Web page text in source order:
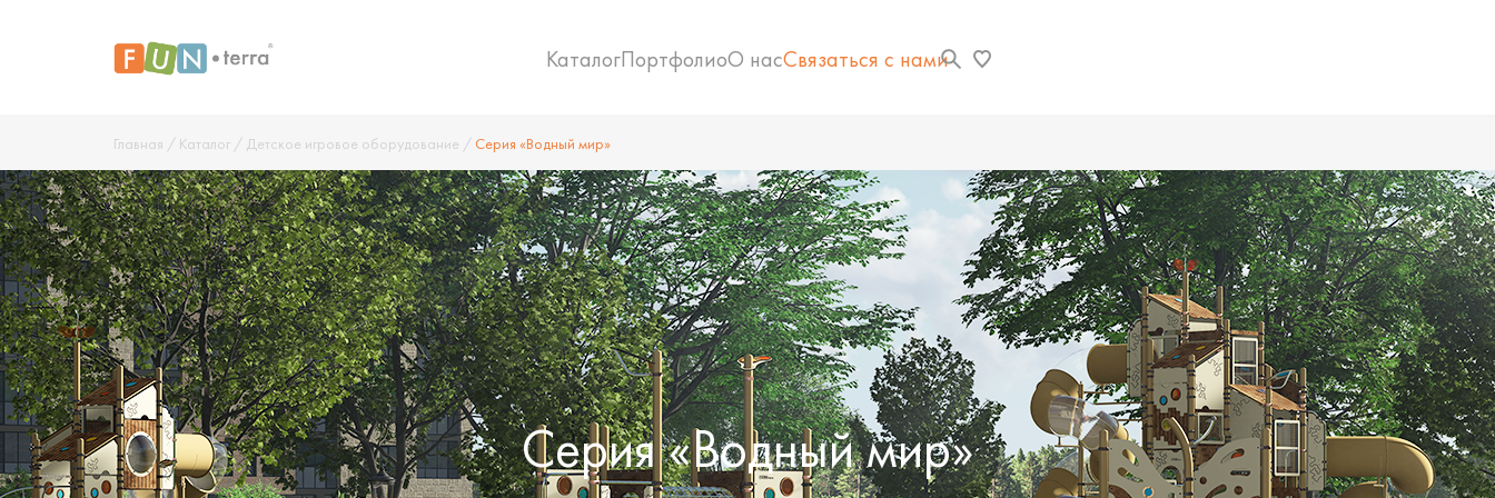
КаталогПортфолиоО насСвязаться с нами
Главная / Каталог / Детское игровое оборудование / Серия «Водный мир»
Серия «Водный мир»